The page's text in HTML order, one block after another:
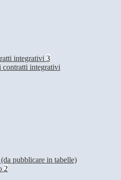
integrativi 3
contratti integrativi
pubblicare in tabelle)
2